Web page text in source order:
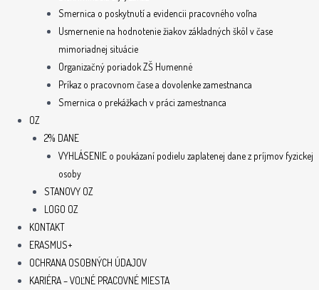
Smernica o poskytnutí a evidencii pracovného voľna
Usmernenie na hodnotenie žiakov základných škôl v čase
mimoriadnej situácie
Organizačný poriadok ZŠ Humenné
Príkaz o pracovnom čase a dovolenke zamestnanca
Smernica o prekážkach v práci zamestnanca
OZ
2% DANE
VYHLÁSENIE o poukázaní podielu zaplatenej dane z príjmov fyzickej
osoby
STANOVY OZ
LOGO OZ
KONTAKT
ERASMUS+
OCHRANA OSOBNÝCH ÚDAJOV
KARIÉRA – VOĽNÉ PRACOVNÉ MIESTA